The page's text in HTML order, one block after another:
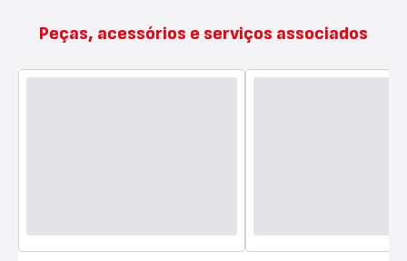
Peças, acessórios e serviços associados